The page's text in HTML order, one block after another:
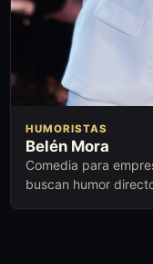
HUMORISTAS
Belén Mora
Comedia para
buscan humor